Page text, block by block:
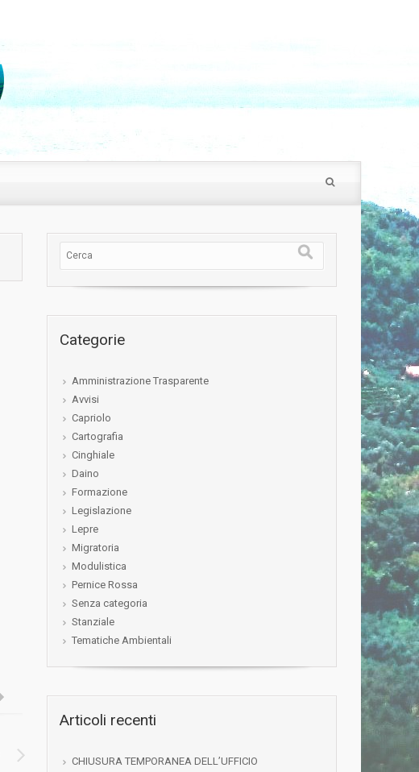
Categorie
Amministrazione Trasparente
Avvisi
Capriolo
Cartografia
Cinghiale
Daino
Formazione
Legislazione
Lepre
Migratoria
Modulistica
Pernice Rossa
Senza categoria
Stanziale
Tematiche Ambientali
Articoli recenti
CHIUSURA TEMPORANEA DELL’UFFICIO